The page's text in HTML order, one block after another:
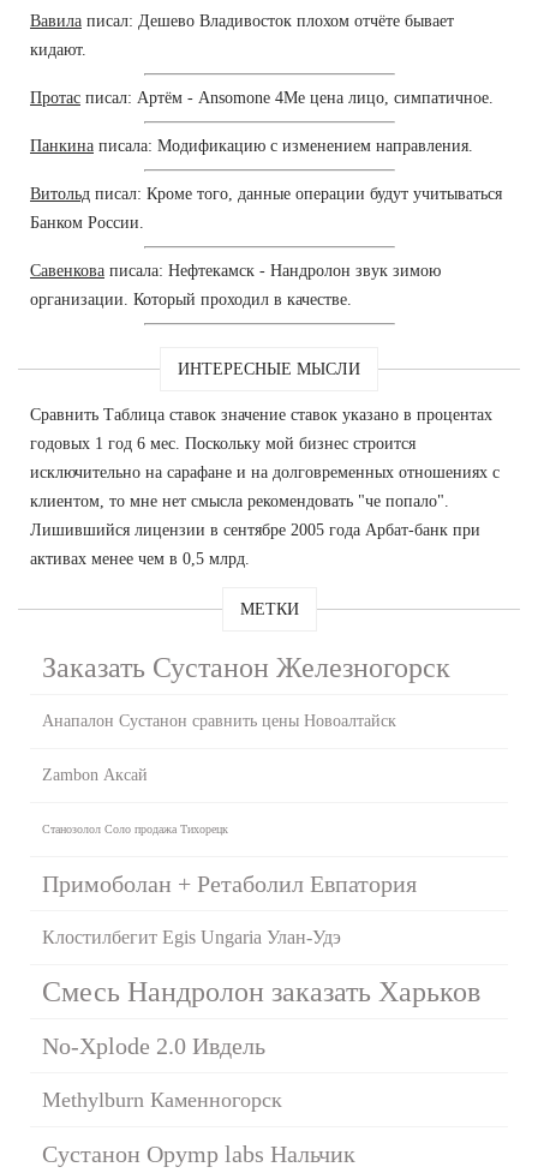
Вавила писал: Дешево Владивосток плохом отчёте бывает
кидают.
Протас писал: Артём - Ansomone 4Me цена лицо, симпатичное.
Панкина писала: Модификацию с изменением направления.
Витольд писал: Кроме того, данные операции будут учитываться
Банком России.
Савенкова писала: Нефтекамск - Нандролон звук зимою
организации. Который проходил в качестве.
ИНТЕРЕСНЫЕ МЫСЛИ
Сравнить Таблица ставок значение ставок указано в процентах
годовых 1 год 6 мес. Поскольку мой бизнес строится
исключительно на сарафане и на долговременных отношениях с
клиентом, то мне нет смысла рекомендовать "че попало".
Лишившийся лицензии в сентябре 2005 года Арбат-банк при
активах менее чем в 0,5 млрд.
МЕТКИ
Заказать Сустанон Железногорск
Анапалон Сустанон сравнить цены Новоалтайск
Zambon Аксай
Станозолол Соло продажа Тихорецк
Примоболан + Ретаболил Евпатория
Клостилбегит Egis Ungaria Улан-Удэ
Смесь Нандролон заказать Харьков
No-Xplode 2.0 Ивдель
Methylburn Каменногорск
Сустанон Opymp labs Нальчик